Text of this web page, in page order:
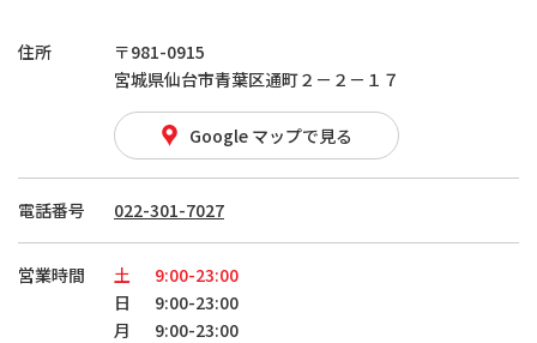
住所
〒981-0915
宮城県仙台市青葉区通町２－２－１７
Google マップで見る
電話番号 022-301-7027
営業時間 土
9:00-23:00
日
9:00-23:00
月
9:00-23:00